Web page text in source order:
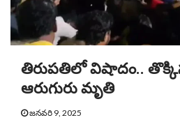
తిరుపతిలో విషాదం..
ఆరుగురు మృతి
జనవరి 9, 2025